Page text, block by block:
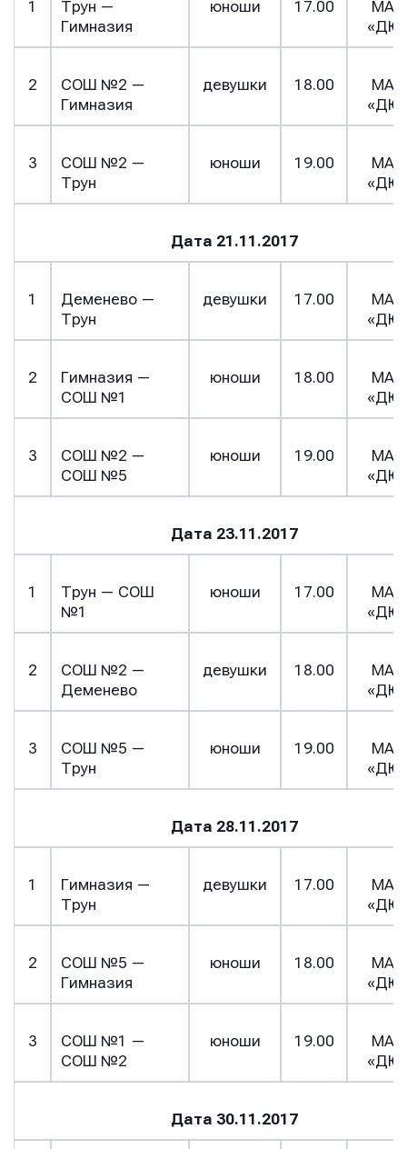
1
Трун —
Гимназия
юноши 17.00
2
СОШ №2 —
Гимназия
девушки 18.00
3
СОШ №2 —
Трун
юноши 19.00
Дата 21.11.2017
1
Деменево —
Трун
девушки 17.00
2
Гимназия —
СОШ №1
юноши 18.00
3
СОШ №2 —
СОШ №5
юноши 19.00
Дата 23.11.2017
1
Трун — СОШ
№1
юноши 17.00
2
СОШ №2 —
Деменево
девушки 18.00
3
СОШ №5 —
Трун
юноши 19.00
Дата 28.11.2017
1
Гимназия —
Трун
девушки 17.00
2
СОШ №5 —
Гимназия
юноши 18.00
3
СОШ №1 —
СОШ №2
юноши 19.00
Дата 30.11.2017
E-mail
E-mail